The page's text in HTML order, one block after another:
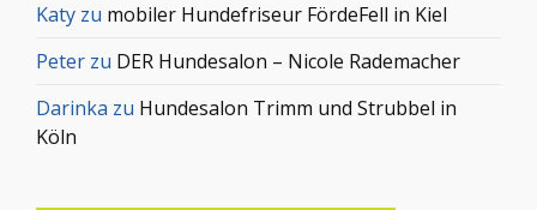
Katy zu mobiler Hundefriseur FördeFell in Kiel
Peter zu DER Hundesalon – Nicole Rademacher
Darinka zu Hundesalon Trimm und Strubbel in
Köln